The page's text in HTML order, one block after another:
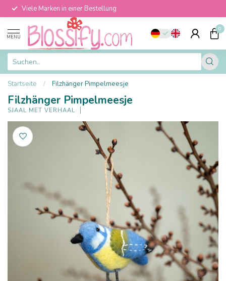
Viele Marken in einer Bestellung
MENU
0
Startseite / Filzhänger Pimpelmeesje
Filzhänger Pimpelmeesje
SJAAL MET VERHAAL